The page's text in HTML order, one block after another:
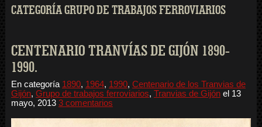
CATEGORÍA GRUPO DE TRABAJOS FERROVIARIOS
CENTENARIO TRANVÍAS DE GIJÓN 1890-
1990.
En categoría 1890, 1964, 1990, Centenario de los Tranvias de
Gijón, Grupo de trabajos ferroviarios, Tranvias de Gijónel 13
mayo, 2013 3 comentarios